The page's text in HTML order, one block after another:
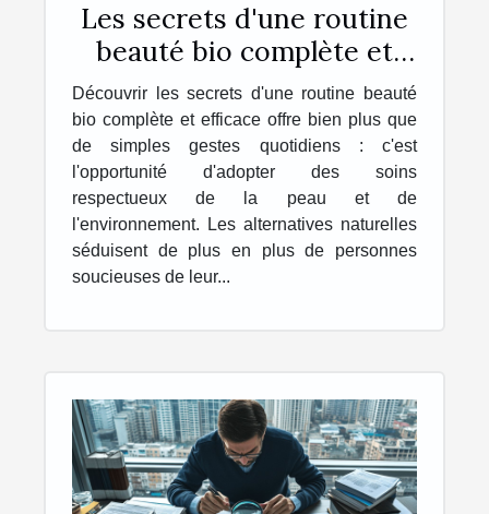
Les secrets d'une routine
beauté bio complète et
efficace
Découvrir les secrets d'une routine beauté
bio complète et efficace offre bien plus que
de simples gestes quotidiens : c'est
l'opportunité d'adopter des soins
respectueux de la peau et de
l'environnement. Les alternatives naturelles
séduisent de plus en plus de personnes
soucieuses de leur...